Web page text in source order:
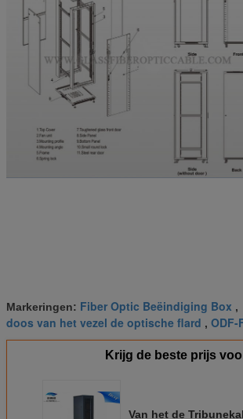
Markeringen: Fiber Optic Beëindiging Box ,
doos van het vezel de optische flard , ODF-
Krijg de beste prijs
Van het de